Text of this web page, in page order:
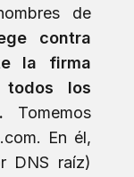
de
contra
la firma
los
Tomemos
En él,
DNS raíz)